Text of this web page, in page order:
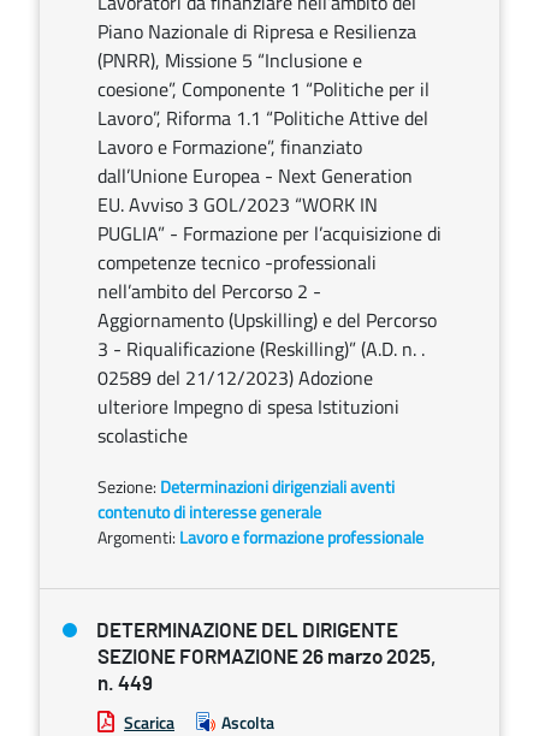
Piano Nazionale di Ripresa e Resilienza
(PNRR), Missione 5 “Inclusione e
coesione”, Componente 1 “Politiche per il
Lavoro”, Riforma 1.1 “Politiche Attive del
Lavoro e Formazione”, finanziato
dall’Unione Europea - Next Generation
EU. Avviso 3 GOL/2023 “WORK IN
PUGLIA” - Formazione per l’acquisizione di
competenze tecnico -professionali
nell’ambito del Percorso 2 -
Aggiornamento (Upskilling) e del Percorso
3 - Riqualificazione (Reskilling)” (A.D. n. .
02589 del 21/12/2023) Adozione
ulteriore Impegno di spesa Istituzioni
scolastiche
Sezione: Determinazioni dirigenziali aventi
contenuto di interesse generale
Argomenti: Lavoro e formazione professionale
DETERMINAZIONE DEL DIRIGENTE
SEZIONE FORMAZIONE 26 marzo 2025,
n. 449
Scarica Ascolta